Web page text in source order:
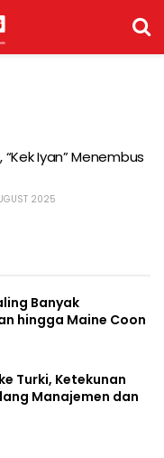
Iyan” Menembus
2025
Banyak
hingga Maine Coon
Turki, Ketekunan
Manajemen dan